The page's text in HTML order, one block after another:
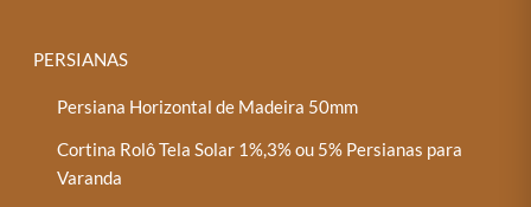
PERSIANAS
Persiana Horizontal de Madeira 50mm
Cortina Rolô Tela Solar 1%,3% ou 5% Persianas para
Varanda